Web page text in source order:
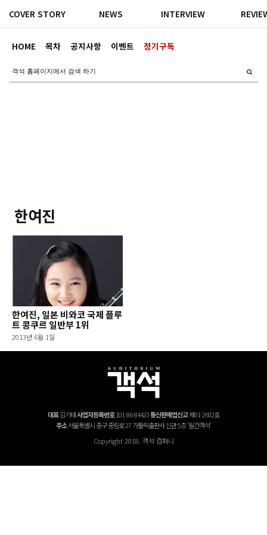
HOME 목차 공지사항 이벤트 정기구독
COVER STORY NEWS INTERVIEW
한여진
한여진, 일본 비와코 국제 플루
트 콩쿠르 일반부 1위
2013년 6월 1일
대표김기태사업자등록번호101-86-84423통신판매업신고제01-2602호
주소서울특별시 중구 중림로 27 가톨릭출판사 신관 5층 '월간객석'
Copyright 2018. 객석 컴퍼니